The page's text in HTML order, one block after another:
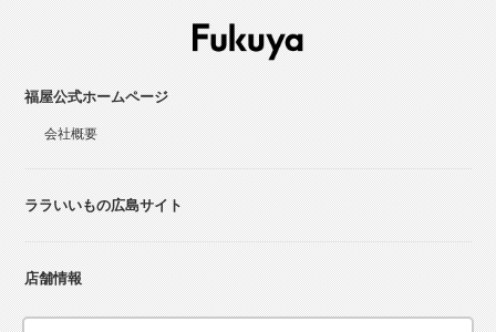
福屋公式ホームページ
会社概要
ララいいもの広島サイト
店舗情報